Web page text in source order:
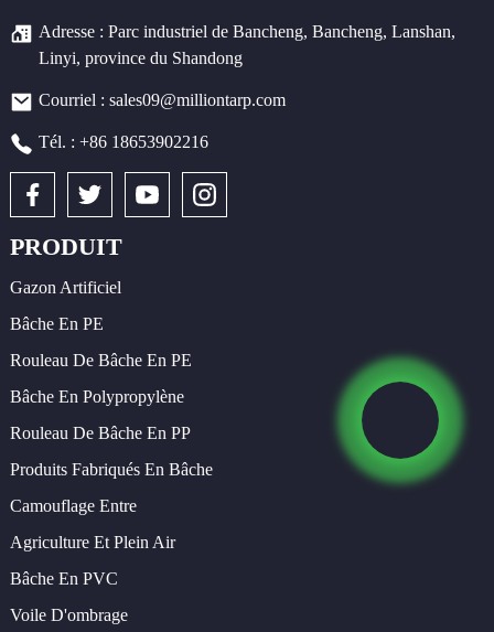
Adresse : Parc industriel de Bancheng, Bancheng, Lanshan,
Linyi, province du Shandong
Courriel : sales09@milliontarp.com
Tél. : +86 18653902216
PRODUIT
Gazon Artificiel
Bâche En PE
Rouleau De Bâche En PE
Bâche En Polypropylène
Rouleau De Bâche En PP
Produits Fabriqués En Bâche
Camouflage Entre
Agriculture Et Plein Air
Bâche En PVC
Voile D'ombrage